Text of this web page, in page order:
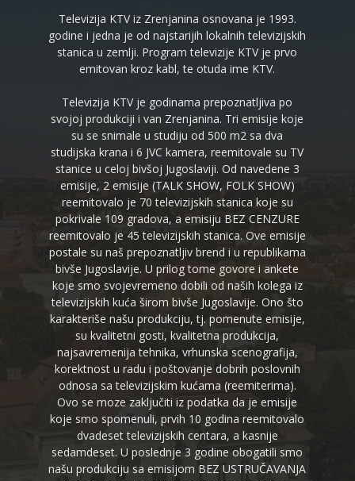
Televizija KTV iz Zrenjanina osnovana je 1993.
godine i jedna je od najstarijih lokalnih televizijskih
stanica u zemlji. Program televizije KTV je prvo
emitovan kroz kabl, te otuda ime KTV.
Televizija KTV je godinama prepoznatljiva po
svojoj produkciji i van Zrenjanina. Tri emisije koje
su se snimale u studiju od 500 m2 sa dva
studijska krana i 6 JVC kamera, reemitovale su TV
stanice u celoj bivšoj Jugoslaviji. Od navedene 3
emisije, 2 emisije (TALK SHOW, FOLK SHOW)
reemitovalo je 70 televizijskih stanica koje su
pokrivale 109 gradova, a emisiju BEZ CENZURE
reemitovalo je 45 televizijskih stanica. Ove emisije
postale su naš prepoznatljiv brend i u republikama
bivše Jugoslavije. U prilog tome govore i ankete
koje smo svojevremeno dobili od naših kolega iz
televizijskih kuća širom bivše Jugoslavije. Ono što
karakteriše našu produkciju, tj. pomenute emisije,
su kvalitetni gosti, kvalitetna produkcija,
najsavremenija tehnika, vrhunska scenografija,
korektnost u radu i poštovanje dobrih poslovnih
odnosa sa televizijskim kućama (reemiterima).
Ovo se moze zaključiti iz podatka da je emisije
koje smo spomenuli, prvih 10 godina reemitovalo
dvadeset televizijskih centara, a kasnije
sedamdeset. U poslednje 3 godine obogatili smo
našu produkciju sa emisijom BEZ USTRUČAVANJA